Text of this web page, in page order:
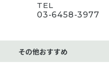
TEL
03-6458-3977
その他おすすめ